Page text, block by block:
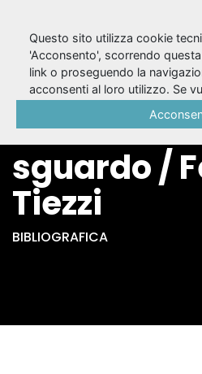
L'homme
storia di
sguardo /
Tiezzi
BIBLIOGRAFICA
Questo sito utilizza cookie
'Acconsento', scorrendo
link o proseguendo la
acconsenti al loro utilizzo. Se